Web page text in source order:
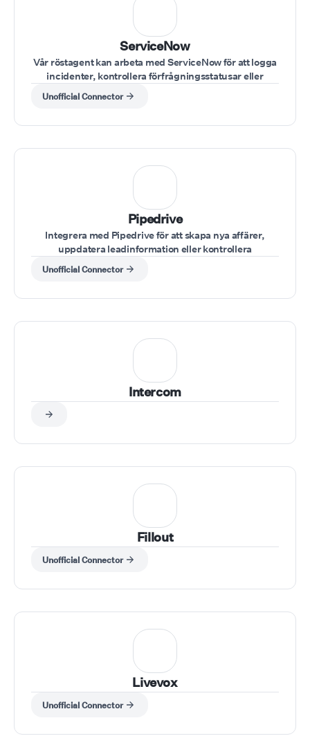
ServiceNow
Vår röstagent kan arbeta med ServiceNow för att logga
incidenter, kontrollera förfrågningsstatusar eller
uppdatera ärendedetaljer under samtal.
Unofficial Connector
Pipedrive
Integrera med Pipedrive för att skapa nya affärer,
uppdatera leadinformation eller kontrollera
säljpipelines under samtal.
Unofficial Connector
Intercom
Fillout
Unofficial Connector
Livevox
Unofficial Connector